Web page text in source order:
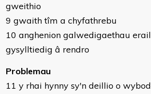
gweithio
9 gwaith tîm a chyfathrebu
10 anghenion galwedigaethau
gysylltiedig â rendro
Problemau
11 y rhai hynny sy'n deillio o